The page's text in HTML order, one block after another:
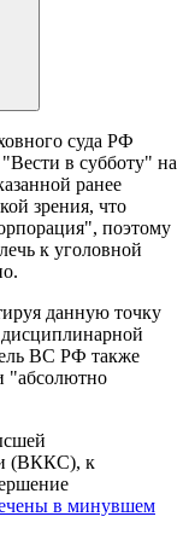
суда РФ
в субботу" на
ранее
зрения, что
поэтому
к уголовной
данную точку
ВС РФ также
"абсолютно
(ВККС), к
в минувшем